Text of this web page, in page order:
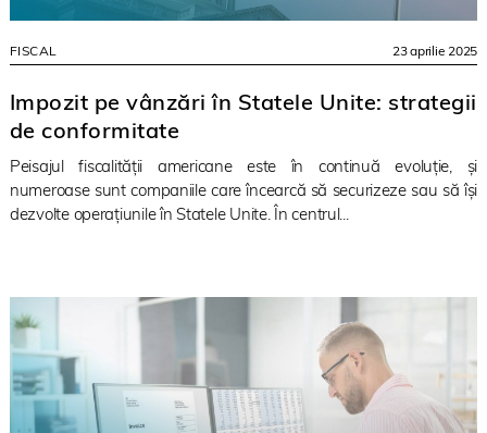
FISCAL 23 aprilie 2025
Impozit pe vânzări în Statele Unite: strategii
de conformitate
Peisajul fiscalității americane este în continuă evoluție, și
numeroase sunt companiile care încearcă să securizeze sau să își
dezvolte operațiunile în Statele Unite. În centrul...